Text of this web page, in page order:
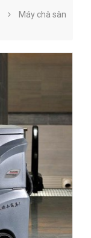
Máy chà sàn